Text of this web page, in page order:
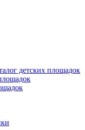
детских площадок